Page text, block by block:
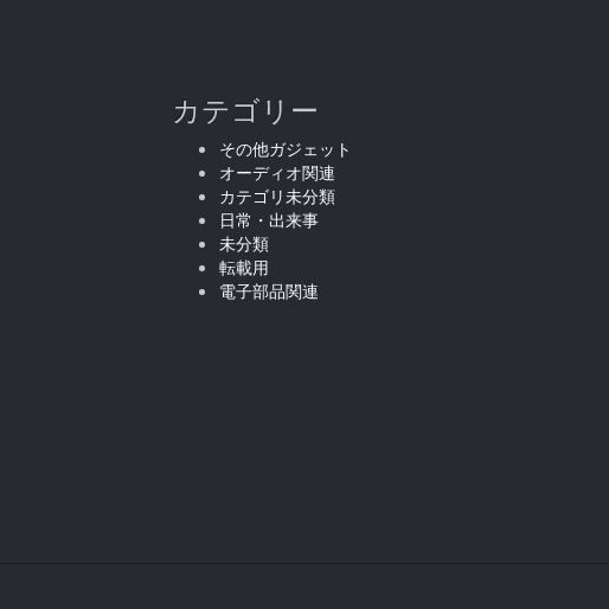
カテゴリー
その他ガジェット
オーディオ関連
カテゴリ未分類
日常・出来事
未分類
転載用
電子部品関連